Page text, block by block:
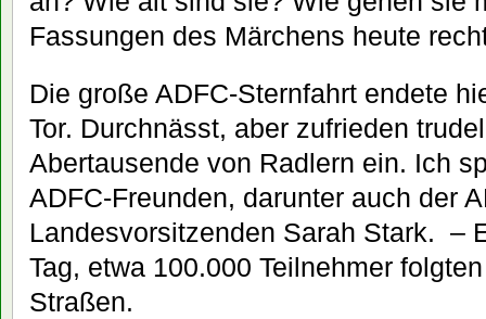
Fassungen des Märchens heute
Die große ADFC-Sternfahrt endete
Tor. Durchnässt, aber zufrieden
Abertausende von Radlern ein. Ich
ADFC-Freunden, darunter auch der
Landesvorsitzenden Sarah Stark. –
Tag, etwa 100.000 Teilnehmer
Straßen.